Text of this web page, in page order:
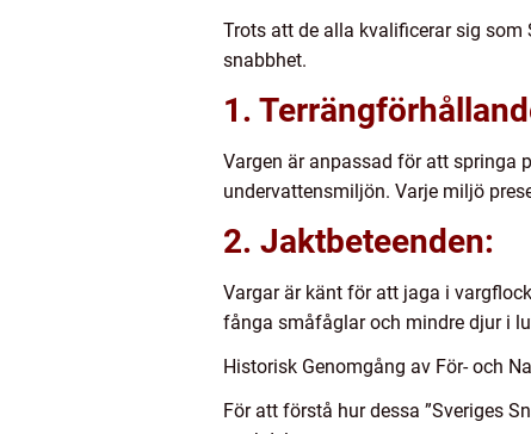
Trots att de alla kvalificerar sig som
snabbhet.
1.
Vargen är anpassad för att springa
undervattensmiljön. Varje miljö
2. Jaktbeteenden:
Vargar är känt för att jaga i
fånga småfåglar och mindre djur i
Historisk Genomgång av För- och
För att förstå hur dessa ”Sveriges